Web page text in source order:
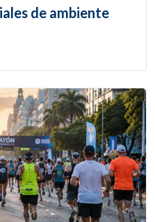
de ambiente